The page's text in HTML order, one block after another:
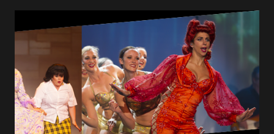
Raphaël. J'ai adoré ces 2 mignardises très originales et
complémentaires, La fève et le grain et Zeste de figue. La
première est une coque en chocolat noir remplie d'une
mousse au chocolat café, d'une panna cotta au café tonka et
d'une gelée de griottes tandis que la deuxième est une
dacquoise aux amandes avec mousse à l'orange, caramel aux
figues, crumble aux épices, écorce d'orange confite, gelée à